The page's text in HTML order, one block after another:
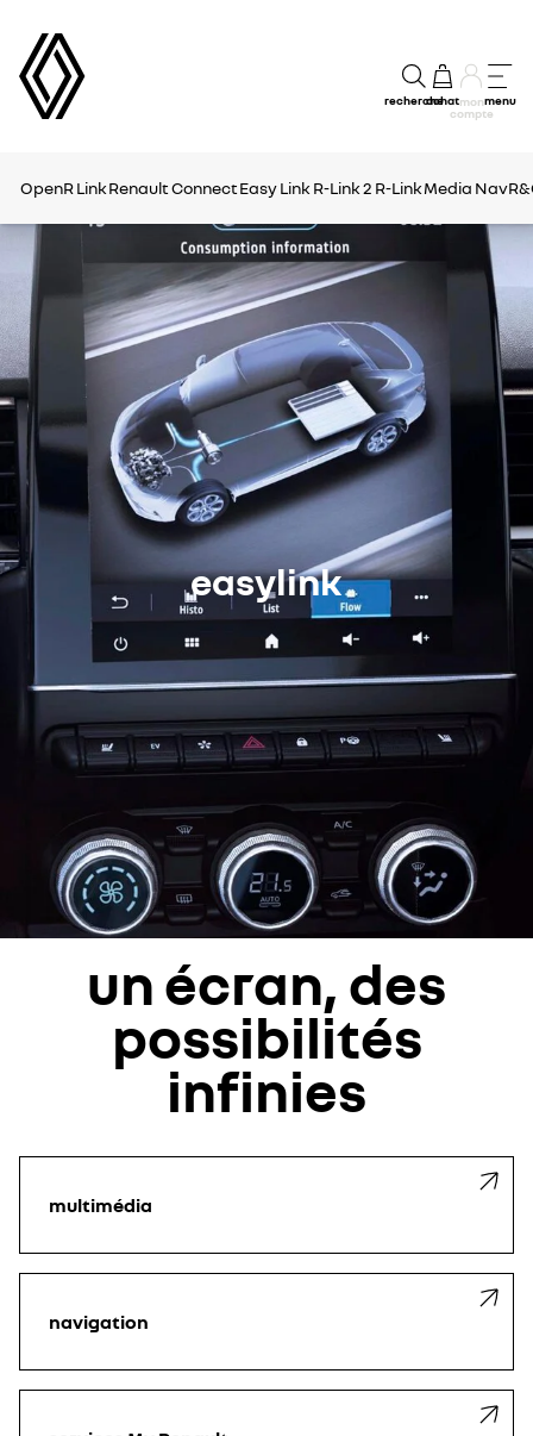
rechercheachatmon
compte
menu
OpenR LinkRenault ConnectEasy LinkR-Link 2 R-LinkMedia Nav
easylink
un écran, des
possibilités
infinies
multimédia
navigation